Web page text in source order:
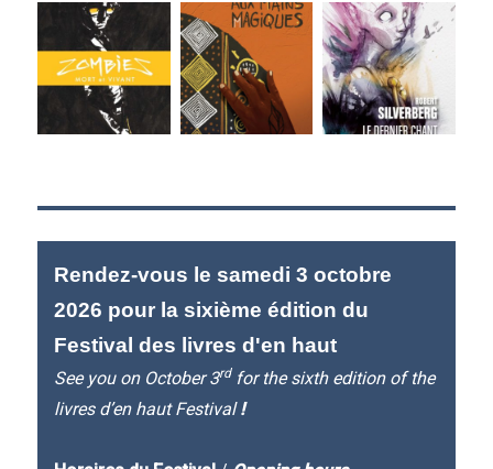
Rendez-vous le samedi 3 octobre
2026 pour la sixième édition du
Festival des livres d'en haut
See you on October 3rdfor the sixth edition of the
livres d’en haut Festival!